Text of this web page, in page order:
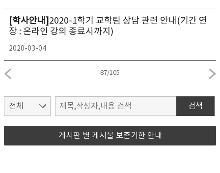
[학사안내] 2020-1학기 교학팀 상담 관련 안내(기간 연
장 : 온라인 강의 종료시까지)
2020-03-04
87/105
검색
게시판 별 게시물 보존기한 안내